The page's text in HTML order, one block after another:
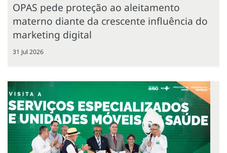
OPAS pede proteção ao aleitamento
materno diante da crescente influência do
marketing digital
31 Jul 2026